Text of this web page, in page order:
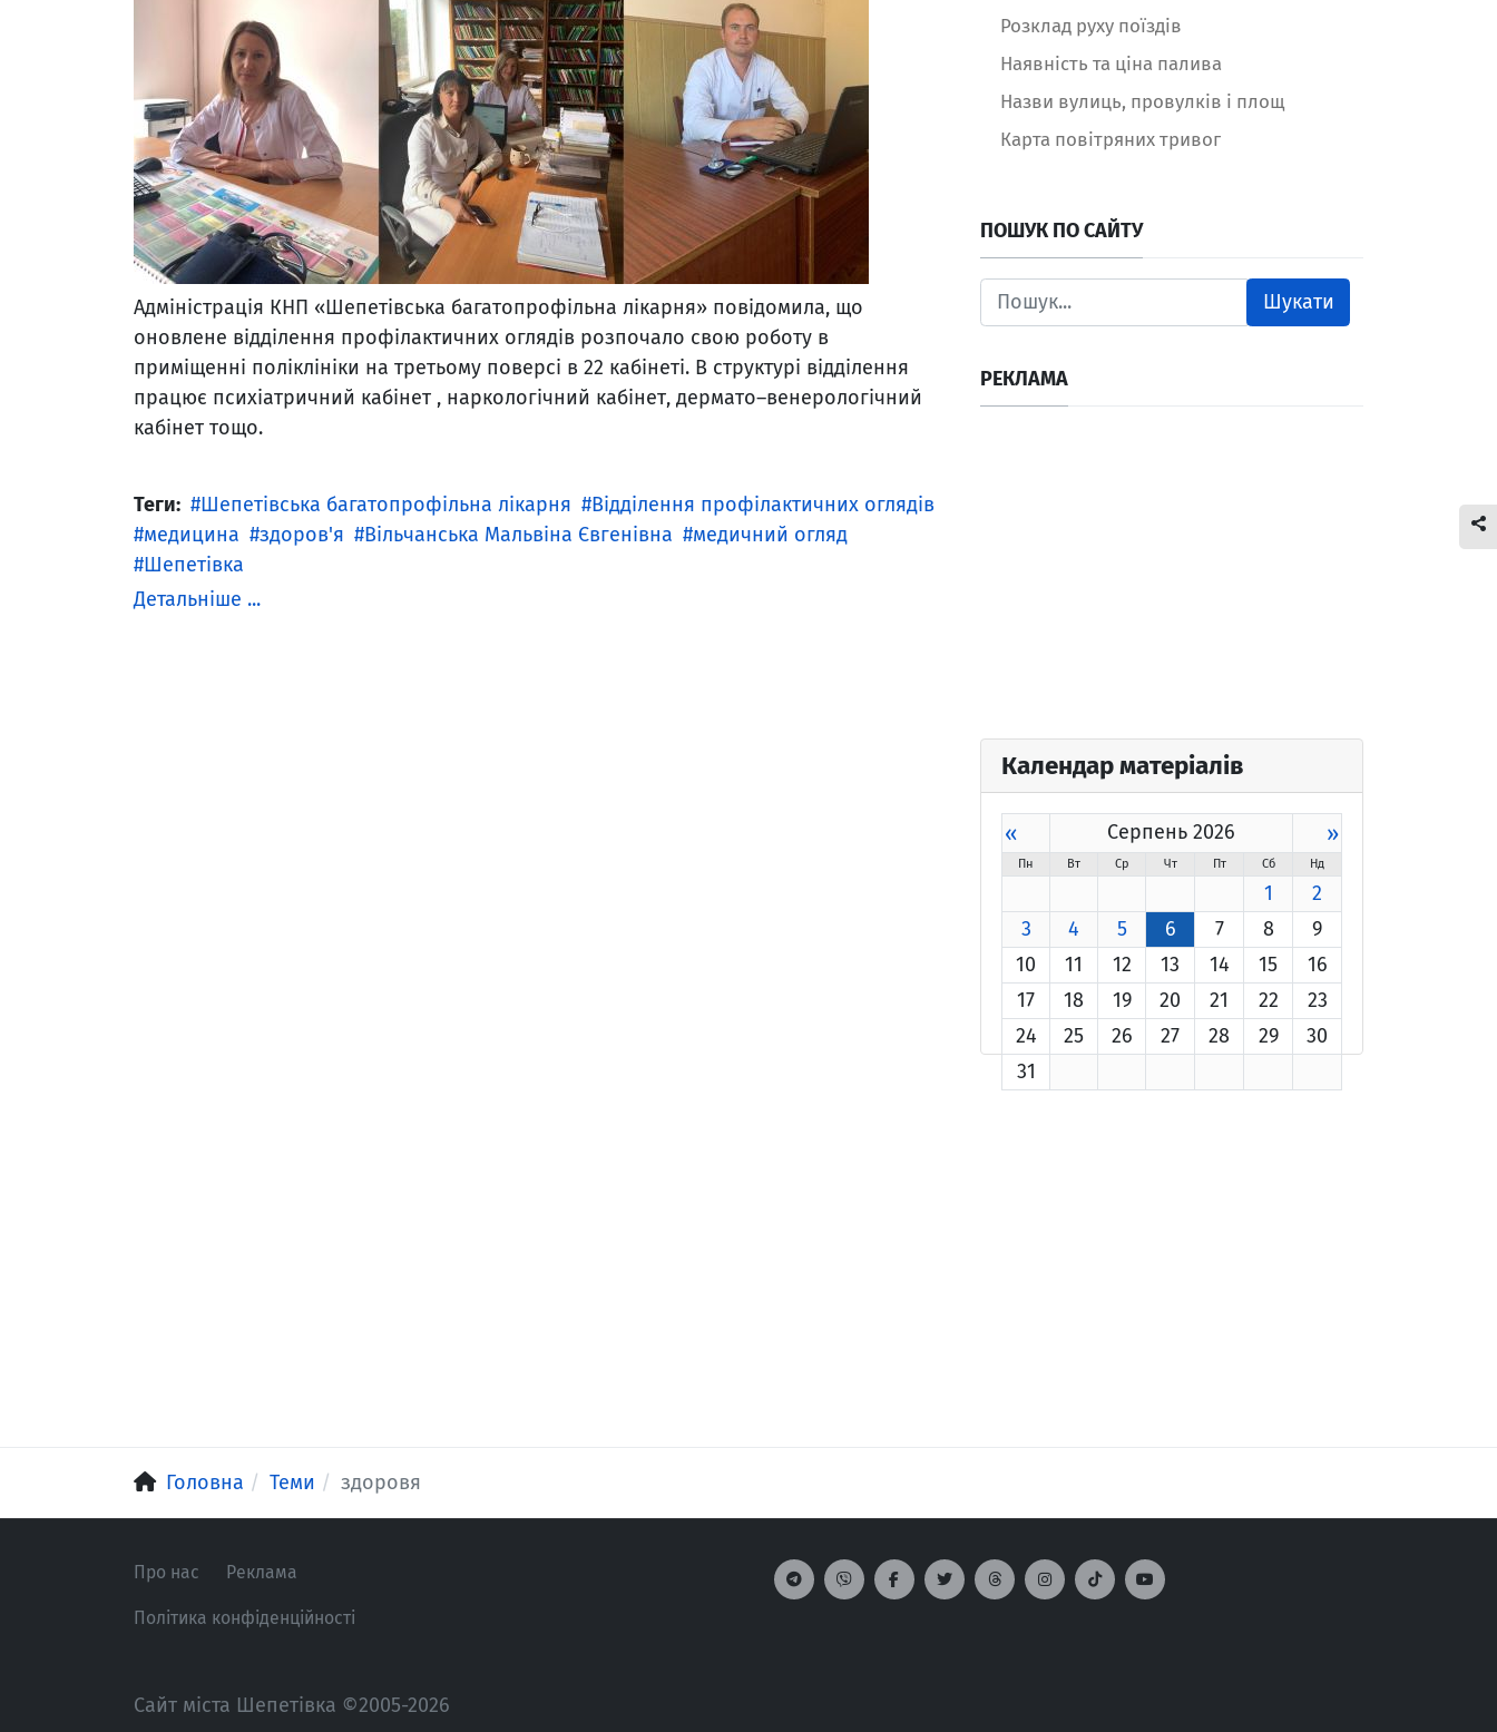
Адміністрація КНП «Шепетівська багатопрофільна лікарня» повідомила, що
оновлене відділення профілактичних оглядів розпочало свою роботу в
приміщенні поліклініки на третьому поверсі в 22 кабінеті. В структурі відділення
працює психіатричний кабінет , наркологічний кабінет, дермато–венерологічний
кабінет тощо.
Теги: Шепетівська багатопрофільна лікарня
Відділення профілактичних оглядів
медицина
здоров'я Вільчанська Мальвіна Євгенівна
медичний огляд
Шепетівка
Детальніше ...
Розклад руху поїздів
Наявність та ціна палива
Назви вулиць, провулків і площ
Карта повітряних тривог
ПОШУК ПО САЙТУ
Шукати
РЕКЛАМА
Календар матеріалів
« Серпень 2026 »
Пн Вт Ср Чт Пт Сб Нд
1
2
3
4 5 6 7 8
9
10
11 12 13 14 15
16
17
18 19 20 21 22
23
24
25 26 27 28 29
30
31
Головна Теми здоровя
Про нас Реклама
Політика конфіденційності
Сайт міста Шепетівка ©2005-2026